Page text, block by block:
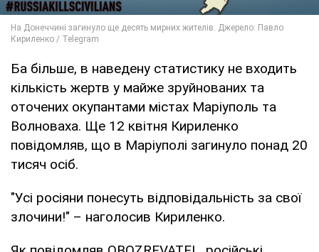
Ба більше, в наведену статистику не входить
кількість жертв у майже зруйнованих та
оточених окупантами містах Маріуполь та
Волноваха. Ще 12 квітня Кириленко
повідомляв, що в Маріуполі загинуло понад 20
тисяч осіб.
"Усі росіяни понесуть відповідальність за свої
злочини!" – наголосив Кириленко.